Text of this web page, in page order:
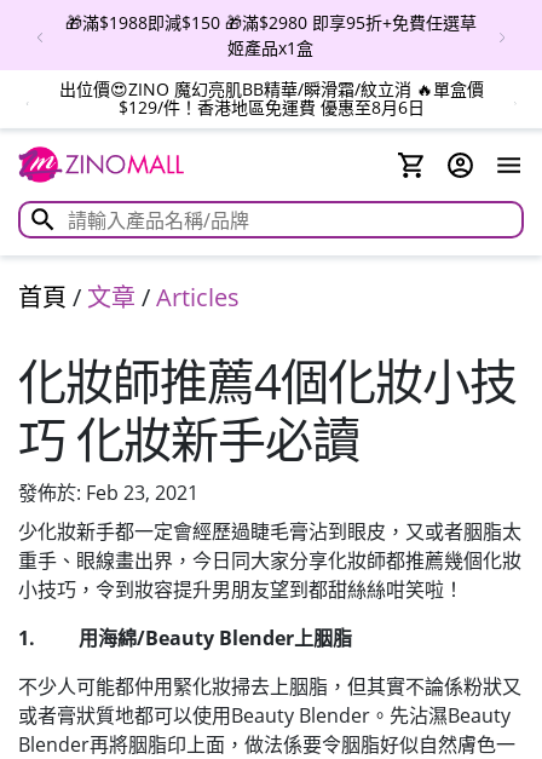
🎁滿$1988即減$150 🎁滿$2980 即享95折+免費任選草
姬產品x1盒
出位價😍ZINO 魔幻亮肌BB精華/瞬滑霜/紋立消 🔥單盒價
$129/件！香港地區免運費 優惠至8月6日
首頁 / 文章 /Articles
化妝師推薦4個化妝小技
巧 化妝新手必讀
發佈於: Feb 23, 2021
少化妝新手都一定會經歷過睫毛膏沾到眼皮，又或者胭脂太
重手、眼線畫出界，今日同大家分享化妝師都推薦幾個化妝
小技巧，令到妝容提升男朋友望到都甜絲絲咁笑啦！
1. 用海綿/Beauty Blender上胭脂
不少人可能都仲用緊化妝掃去上胭脂，但其實不論係粉狀又
或者膏狀質地都可以使用Beauty Blender。先沾濕Beauty
Blender再將胭脂印上面，做法係要令胭脂好似自然膚色一